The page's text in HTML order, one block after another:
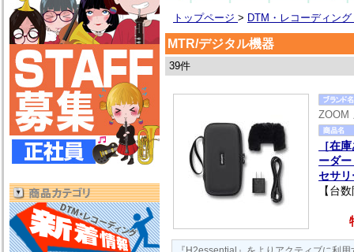
トップページ > DTM・レコーディング
MTR/デジタル機器
39件
ZOOM
［在
ーダ
セサ
【台